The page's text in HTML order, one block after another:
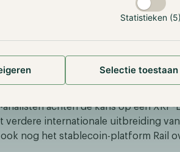
Statistieken (5)
Selectie toestaan
jaar eindigde deze week de juridische
hun hoger beroep in, waarmee
aanzienlijk vereenvoudigt. De koers
achten de kans op een
verdere internationale uitbreiding
nog het stablecoin-platform Rail